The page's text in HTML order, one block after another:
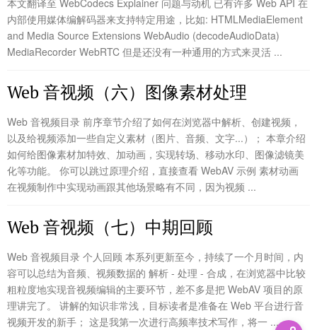
本文翻译至 WebCodecs Explainer 问题与动机 已有许多 Web API 在
内部使用媒体编解码器来支持特定用途，比如: HTMLMediaElement
and Media Source Extensions WebAudio (decodeAudioData)
MediaRecorder WebRTC 但是还没有一种通用的方式来灵活 ...
Web 音视频（六）图像素材处理
Web 音视频目录 前序章节介绍了如何在浏览器中解析、创建视频，
以及给视频添加一些自定义素材（图片、音频、文字...）； 本章介绍
如何给图像素材加特效、加动画，实现转场、移动水印、图像滤镜美
化等功能。 你可以跳过原理介绍，直接查看 WebAV 示例 素材动画
在视频制作中实现动画跟其他场景略有不同，因为视频 ...
Web 音视频（七）中期回顾
Web 音视频目录 个人回顾 本系列更新至今，持续了一个月时间，内
容可以总结为音频、视频数据的 解析 - 处理 - 合成，在浏览器中比较
粗粒度地实现音视频编辑的主要环节，差不多是把 WebAV 项目的原
理讲完了。 讲解的知识非常浅，目标读者是准备在 Web 平台进行音
视频开发的新手； 这是我第一次进行高频率技术写作，将一 ...